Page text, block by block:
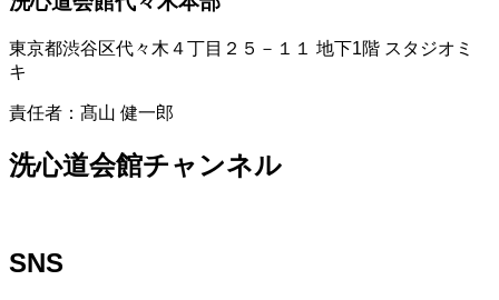
東京都渋谷区代々木４丁目２５－１１ 地下1階 スタジオミ
キ
責任者：髙山 健一郎
洗心道会館チャンネル
SNS